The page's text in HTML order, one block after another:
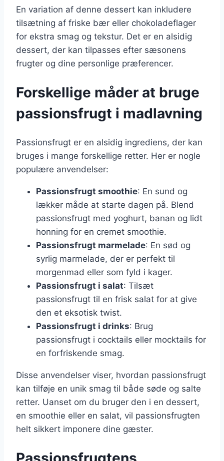
En variation af denne dessert kan inkludere
tilsætning af friske bær eller chokoladeflager
for ekstra smag og tekstur. Det er en alsidig
dessert, der kan tilpasses efter sæsonens
frugter og dine personlige præferencer.
Forskellige måder at bruge
passionsfrugt i madlavning
Passionsfrugt er en alsidig ingrediens, der kan
bruges i mange forskellige retter. Her er nogle
populære anvendelser:
Passionsfrugt smoothie: En sund og
lækker måde at starte dagen på. Blend
passionsfrugt med yoghurt, banan og lidt
honning for en cremet smoothie.
Passionsfrugt marmelade: En sød og
syrlig marmelade, der er perfekt til
morgenmad eller som fyld i kager.
Passionsfrugt i salat: Tilsæt
passionsfrugt til en frisk salat for at give
den et eksotisk twist.
Passionsfrugt i drinks: Brug
passionsfrugt i cocktails eller mocktails for
en forfriskende smag.
Disse anvendelser viser, hvordan passionsfrugt
kan tilføje en unik smag til både søde og salte
retter. Uanset om du bruger den i en dessert,
en smoothie eller en salat, vil passionsfrugten
helt sikkert imponere dine gæster.